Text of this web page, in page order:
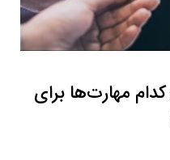
مهارت‌ها برای